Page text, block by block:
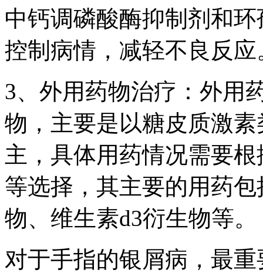
中钙调磷酸酶抑制剂和
控制病情，减轻不良反应
3、外用药物治疗：外用
物，主要是以糖皮质激
主，具体用药情况需要
等选择，其主要的用药
物、维生素d3衍生物等。
对于手指的银屑病，最